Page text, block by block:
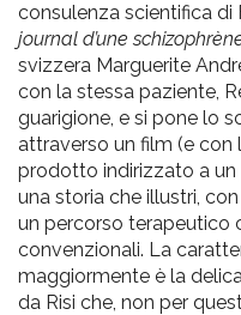
consulenza scientifica di
journal d’une
svizzera Marguerite
con la stessa paziente,
guarigione, e si pone lo
attraverso un film (e con
prodotto indirizzato a
una storia che illustri,
un percorso
convenzionali. La
maggiormente è la
da Risi che, non per